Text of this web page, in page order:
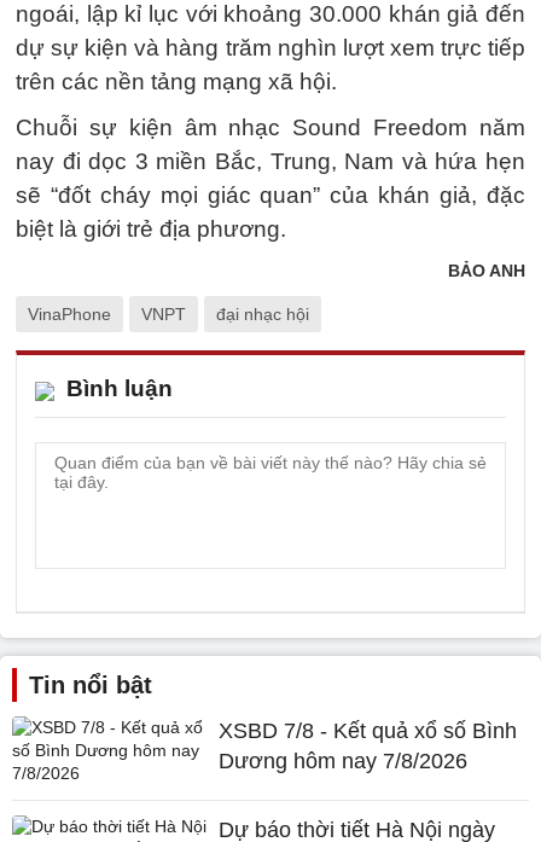
ngoái, lập kỉ lục với khoảng 30.000 khán giả đến
dự sự kiện và hàng trăm nghìn lượt xem trực tiếp
trên các nền tảng mạng xã hội.
Chuỗi sự kiện âm nhạc Sound Freedom năm
nay đi dọc 3 miền Bắc, Trung, Nam và hứa hẹn
sẽ “đốt cháy mọi giác quan” của khán giả, đặc
biệt là giới trẻ địa phương.
BẢO ANH
VinaPhone VNPT đại nhạc hội
Bình luận
Tin nổi bật
XSBD 7/8 - Kết quả xổ số Bình
Dương hôm nay 7/8/2026
Dự báo thời tiết Hà Nội ngày